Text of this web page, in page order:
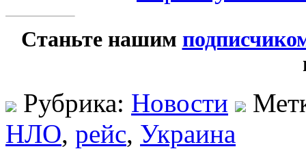
Станьте нашим
Рубрика: Новости
НЛО, рейс, Украина